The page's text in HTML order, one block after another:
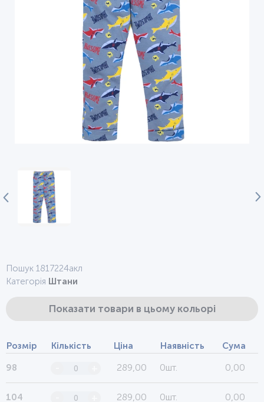
Пошук 1817224акл
Категорія Штани
Показати товари в цьому кольорі
Розмір Кількість Ціна Наявність Сума
98 289,00 0шт. 0,00
104 289,00 0шт. 0,00